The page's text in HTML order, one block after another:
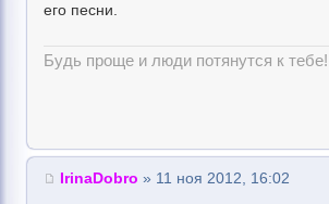
его песни.
Будь проще и люди потянутся к тебе!
IrinaDobro » 11 ноя 2012, 16:02